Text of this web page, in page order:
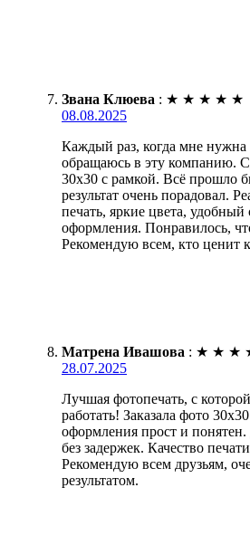
Звана Клюева : ★ ★ ★ ★ ★
08.08.2025
Каждый раз, когда мне нужна
обращаюсь в эту компанию.
30х30 с рамкой. Всё прошло
результат очень порадовал.
печать, яркие цвета, удобный
оформления. Понравилось,
Рекомендую всем, кто ценит
Матрена Ивашова : ★ ★ ★
28.07.2025
Лучшая фотопечать, с
работать! Заказала фото
оформления прост и
без задержек. Качество
Рекомендую всем друзьям,
результатом.